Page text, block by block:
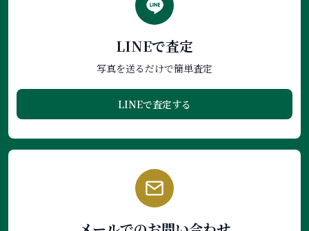
LINEで査定
写真を送るだけで簡単査定
LINEで査定する